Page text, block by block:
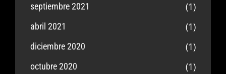
septiembre 2021 (1)
abril 2021 (1)
diciembre 2020 (1)
octubre 2020 (1)